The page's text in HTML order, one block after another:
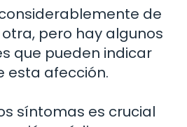
de
pero hay algunos
que pueden indicar
esta afección.
síntomas es crucial